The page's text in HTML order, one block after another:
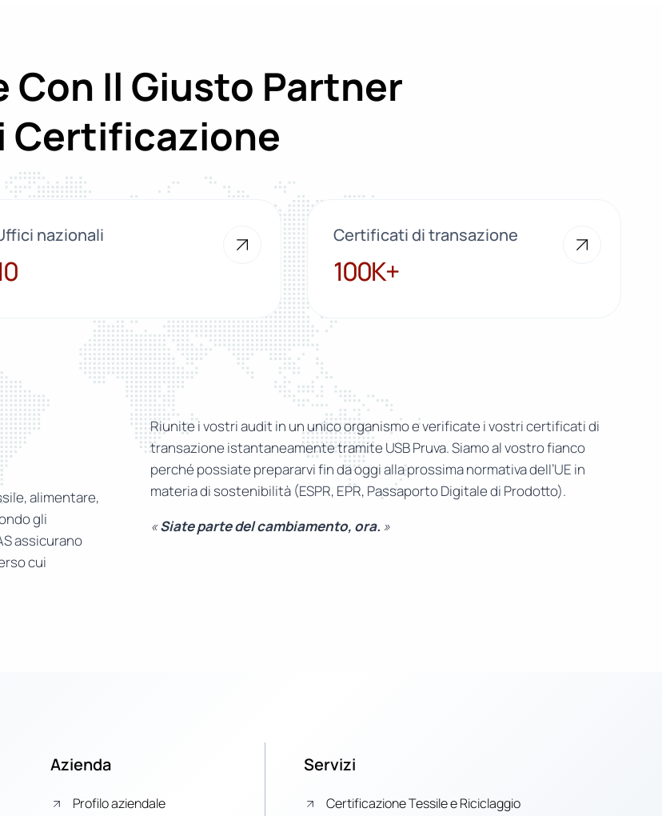
Con Il Giusto Partner
Certificazione
nazionali Certificati di transazione
100K+
100K+
alimentare,
gli
assicurano
cui
Riunite i vostri audit in un unico organismo e verificate i vostri certificati di
transazione istantaneamente tramite USB Pruva. Siamo al vostro fianco
perché possiate prepararvi fin da oggi alla prossima normativa dell’UE in
materia di sostenibilità (ESPR, EPR, Passaporto Digitale di Prodotto).
«Siate parte del cambiamento, ora. »
Azienda
Profilo aziendale
Servizi
Certificazione Tessile e Riciclaggio